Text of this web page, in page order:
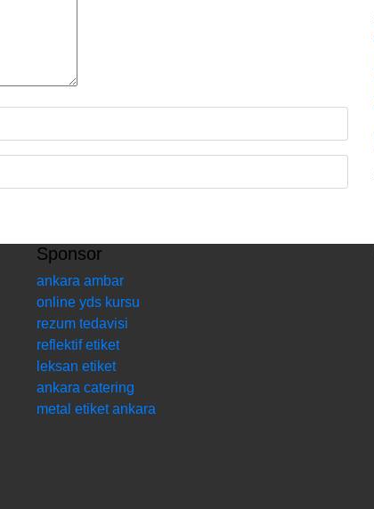
Sponsor
ankara ambar
online yds kursu
rezum tedavisi
reflektif etiket
leksan etiket
ankara catering
metal etiket ankara